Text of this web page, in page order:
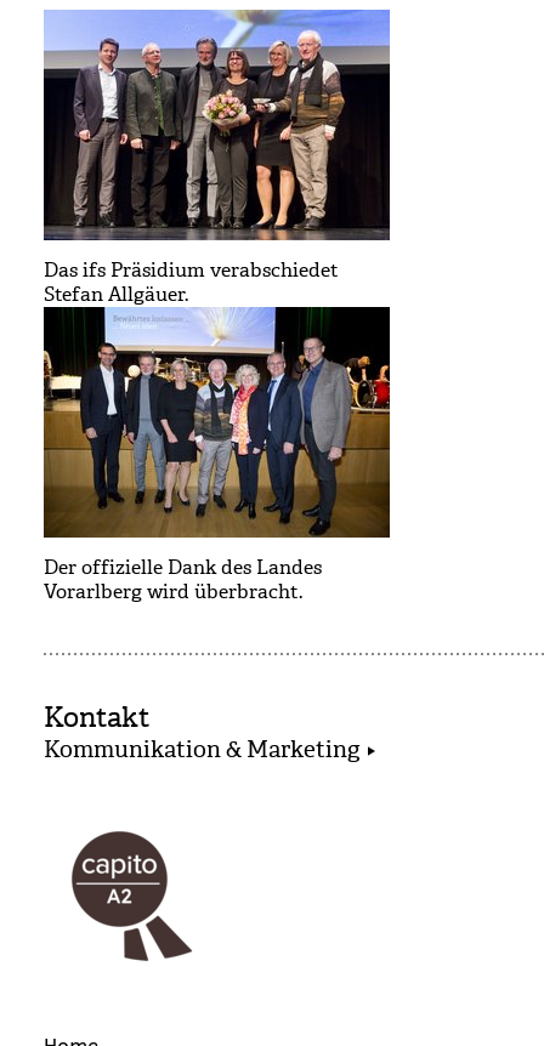
Das ifs Präsidium verabschiedet
Stefan Allgäuer.
Der offizielle Dank des Landes
Vorarlberg wird überbracht.
Kontakt
Kommunikation & Marketing